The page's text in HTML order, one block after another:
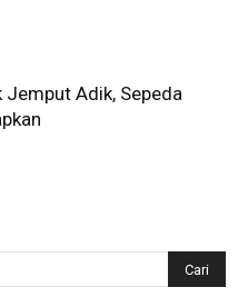
Jemput Adik, Sepeda